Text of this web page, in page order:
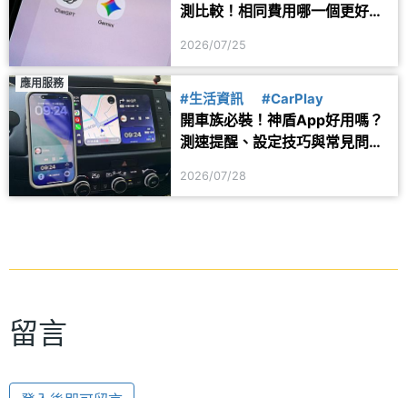
測比較！相同費用哪一個更好
2026/07/25
應用服務
#生活資訊 #CarPlay
開車族必裝！神盾App好用嗎？
測速提醒、設定技巧與常見問題
2026/07/28
留言